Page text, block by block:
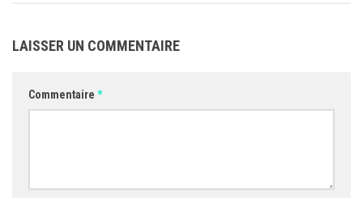
LAISSER UN COMMENTAIRE
Commentaire *